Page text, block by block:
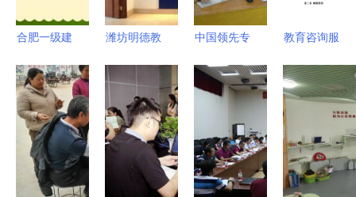
合肥一级建
南 如何选
择专业机构
与官方授权
课程
潍坊明德教
有限公司
营造卓越工
作环境，打
造专业教育
服务校区
中国领先专
chinaname.cn
全面升级婴
儿取名、品
牌设计等服
务
教育咨询服
样本